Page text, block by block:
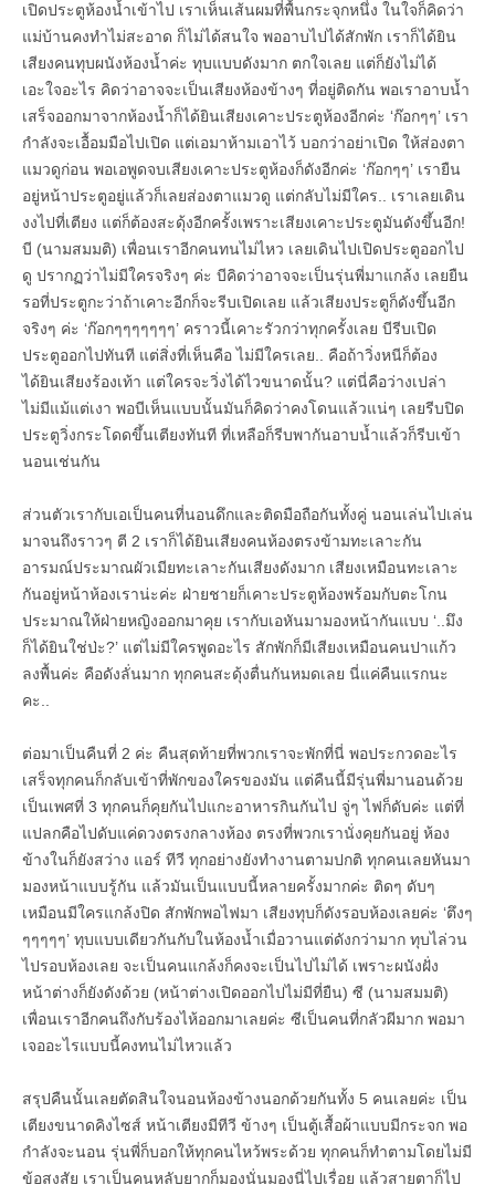
เปิดประตูห้องน้ำเข้าไป เราเห็นเส้นผมที่พื้นกระจุกหนึ่ง ในใจก็คิดว่า
แม่บ้านคงทำไม่สะอาด ก็ไม่ได้สนใจ พออาบไปได้สักพัก เราก็ได้ยิน
เสียงคนทุบผนังห้องน้ำค่ะ ทุบแบบดังมาก ตกใจเลย แต่ก็ยังไม่ได้
เอะใจอะไร คิดว่าอาจจะเป็นเสียงห้องข้างๆ ที่อยู่ติดกัน พอเราอาบน้ำ
เสร็จออกมาจากห้องน้ำก็ได้ยินเสียงเคาะประตูห้องอีกค่ะ ‘ก๊อกๆๆ’ เรา
กำลังจะเอื้อมมือไปเปิด แต่เอมาห้ามเอาไว้ บอกว่าอย่าเปิด ให้ส่องตา
แมวดูก่อน พอเอพูดจบเสียงเคาะประตูห้องก็ดังอีกค่ะ ‘ก๊อกๆๆ’ เรายืน
อยู่หน้าประตูอยู่แล้วก็เลยส่องตาแมวดู แต่กลับไม่มีใคร.. เราเลยเดิน
งงไปที่เตียง แต่ก็ต้องสะดุ้งอีกครั้งเพราะเสียงเคาะประตูมันดังขึ้นอีก!
บี (นามสมมติ) เพื่อนเราอีกคนทนไม่ไหว เลยเดินไปเปิดประตูออกไป
ดู ปรากฏว่าไม่มีใครจริงๆ ค่ะ บีคิดว่าอาจจะเป็นรุ่นพี่มาแกล้ง เลยยืน
รอที่ประตูกะว่าถ้าเคาะอีกก็จะรีบเปิดเลย แล้วเสียงประตูก็ดังขึ้นอีก
จริงๆ ค่ะ ‘ก๊อกๆๆๆๆๆๆๆ’ คราวนี้เคาะรัวกว่าทุกครั้งเลย บีรีบเปิด
ประตูออกไปทันที แต่สิ่งที่เห็นคือ ไม่มีใครเลย.. คือถ้าวิ่งหนีก็ต้อง
ได้ยินเสียงร้องเท้า แต่ใครจะวิ่งได้ไวขนาดนั้น? แต่นี่คือว่างเปล่า
ไม่มีแม้แต่เงา พอบีเห็นแบบนั้นมันก็คิดว่าคงโดนแล้วแน่ๆ เลยรีบปิด
ประตูวิ่งกระโดดขึ้นเตียงทันที ที่เหลือก็รีบพากันอาบน้ำแล้วก็รีบเข้า
นอนเช่นกัน
ส่วนตัวเรากับเอเป็นคนที่นอนดึกและติดมือถือกันทั้งคู่ นอนเล่นไปเล่น
มาจนถึงราวๆ ตี 2 เราก็ได้ยินเสียงคนห้องตรงข้ามทะเลาะกัน
อารมณ์ประมาณผัวเมียทะเลาะกันเสียงดังมาก เสียงเหมือนทะเลาะ
กันอยู่หน้าห้องเราน่ะค่ะ ฝ่ายชายก็เคาะประตูห้องพร้อมกับตะโกน
ประมาณให้ฝ่ายหญิงออกมาคุย เรากับเอหันมามองหน้ากันแบบ ‘..มึง
ก็ได้ยินใช่ป่ะ?’ แต่ไม่มีใครพูดอะไร สักพักก็มีเสียงเหมือนคนปาแก้ว
ลงพื้นค่ะ คือดังลั่นมาก ทุกคนสะดุ้งตื่นกันหมดเลย นี่แค่คืนแรกนะ
คะ..
ต่อมาเป็นคืนที่ 2 ค่ะ คืนสุดท้ายที่พวกเราจะพักที่นี่ พอประกวดอะไร
เสร็จทุกคนก็กลับเข้าที่พักของใครของมัน แต่คืนนี้มีรุ่นพี่มานอนด้วย
เป็นเพศที่ 3 ทุกคนก็คุยกันไปแกะอาหารกินกันไป จู่ๆ ไฟก็ดับค่ะ แต่ที่
แปลกคือไปดับแค่ดวงตรงกลางห้อง ตรงที่พวกเรานั่งคุยกันอยู่ ห้อง
ข้างในก็ยังสว่าง แอร์ ทีวี ทุกอย่างยังทำงานตามปกติ ทุกคนเลยหันมา
มองหน้าแบบรู้กัน แล้วมันเป็นแบบนี้หลายครั้งมากค่ะ ติดๆ ดับๆ
เหมือนมีใครแกล้งปิด สักพักพอไฟมา เสียงทุบก็ดังรอบห้องเลยค่ะ ‘ตึงๆ
ๆๆๆๆๆ’ ทุบแบบเดียวกันกับในห้องน้ำเมื่อวานแต่ดังกว่ามาก ทุบไล่วน
ไปรอบห้องเลย จะเป็นคนแกล้งก็คงจะเป็นไปไม่ได้ เพราะผนังฝั่ง
หน้าต่างก็ยังดังด้วย (หน้าต่างเปิดออกไปไม่มีที่ยืน) ซี (นามสมมติ)
เพื่อนเราอีกคนถึงกับร้องไห้ออกมาเลยค่ะ ซีเป็นคนที่กลัวผีมาก พอมา
เจออะไรแบบนี้คงทนไม่ไหวแล้ว
สรุปคืนนั้นเลยตัดสินใจนอนห้องข้างนอกด้วยกันทั้ง 5 คนเลยค่ะ เป็น
เตียงขนาดคิงไซส์ หน้าเตียงมีทีวี ข้างๆ เป็นตู้เสื้อผ้าแบบมีกระจก พอ
กำลังจะนอน รุ่นพี่ก็บอกให้ทุกคนไหว้พระด้วย ทุกคนก็ทำตามโดยไม่มี
ข้อสงสัย เราเป็นคนหลับยากก็มองนั่นมองนี่ไปเรื่อย แล้วสายตาก็ไป